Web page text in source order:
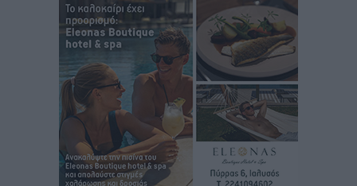
Συνεχίζεται η έξοδος του Αυγούστου – Πάνω από
34.000 αναχωρούν σήμερα μόνο από τον Πειραιά
Μόνιμες θέσεις στους παιδικούς σταθμούς: Οι
προϋποθέσεις, η 24μηνη εμπειρία και οι προθεσμίες
για τους δήμους
Τοπικές Ειδήσεις• πριν 6 ώρες